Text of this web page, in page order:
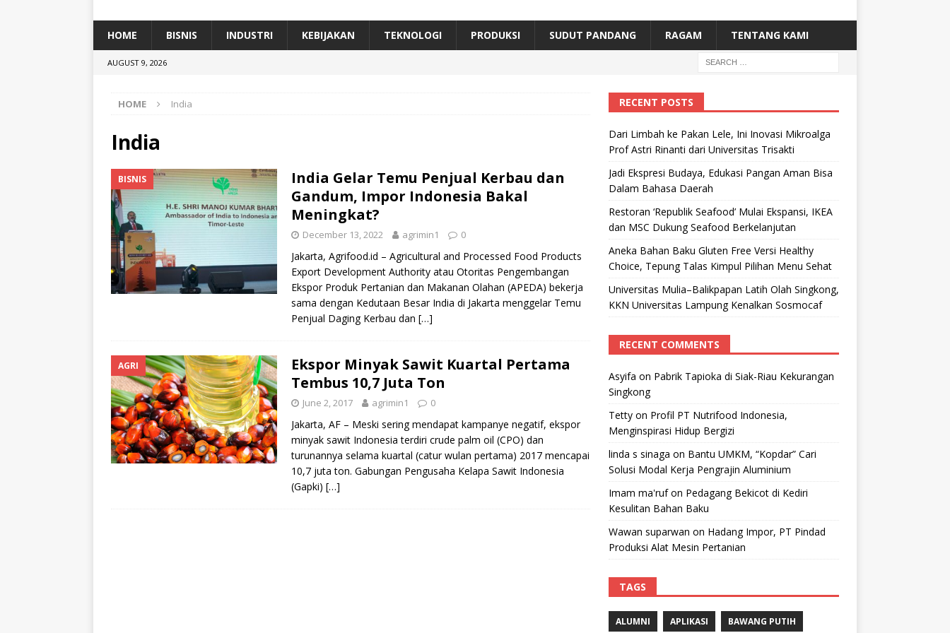
[ July 11, 2026 ] Dari Limbah ke Pakan Lele, Ini Inovasi Mikroalga Prof Astri Rinanti dari Universitas Trisakti
HOME BISNIS INDUSTRI KEBIJAKAN TEKNOLOGI PRODUKSI SUDUT PANDANG RAGAM TENTANG KAMI
AUGUST 9, 2026
HOME India
India
BISNIS
India Gelar Temu Penjual Kerbau dan
Gandum, Impor Indonesia Bakal
Meningkat?
December 13, 2022 agrimin1 0
Jakarta, Agrifood.id – Agricultural and Processed Food Products
Export Development Authority atau Otoritas Pengembangan
Ekspor Produk Pertanian dan Makanan Olahan (APEDA) bekerja
sama dengan Kedutaan Besar India di Jakarta menggelar Temu
Penjual Daging Kerbau dan […]
AGRI
Ekspor Minyak Sawit Kuartal Pertama
Tembus 10,7 Juta Ton
June 2, 2017 agrimin1 0
Jakarta, AF – Meski sering mendapat kampanye negatif, ekspor
minyak sawit Indonesia terdiri crude palm oil (CPO) dan
turunannya selama kuartal (catur wulan pertama) 2017 mencapai
10,7 juta ton. Gabungan Pengusaha Kelapa Sawit Indonesia
(Gapki) […]
RECENT POSTS
Dari Limbah ke Pakan Lele, Ini Inovasi Mikroalga
Prof Astri Rinanti dari Universitas Trisakti
Jadi Ekspresi Budaya, Edukasi Pangan Aman Bisa
Dalam Bahasa Daerah
Restoran ‘Republik Seafood’ Mulai Ekspansi, IKEA
dan MSC Dukung Seafood Berkelanjutan
Aneka Bahan Baku Gluten Free Versi Healthy
Choice, Tepung Talas Kimpul Pilihan Menu Sehat
Universitas Mulia–Balikpapan Latih Olah Singkong,
KKN Universitas Lampung Kenalkan Sosmocaf
RECENT COMMENTS
Asyifa on Pabrik Tapioka di Siak-Riau Kekurangan
Singkong
Tettyon Profil PT Nutrifood Indonesia,
Menginspirasi Hidup Bergizi
linda s sinaga on Bantu UMKM, “Kopdar” Cari
Solusi Modal Kerja Pengrajin Aluminium
Imam ma'rufon Pedagang Bekicot di Kediri
Kesulitan Bahan Baku
Wawan suparwan on Hadang Impor, PT Pindad
Produksi Alat Mesin Pertanian
TAGS
ALUMNI APLIKASI BAWANG PUTIH